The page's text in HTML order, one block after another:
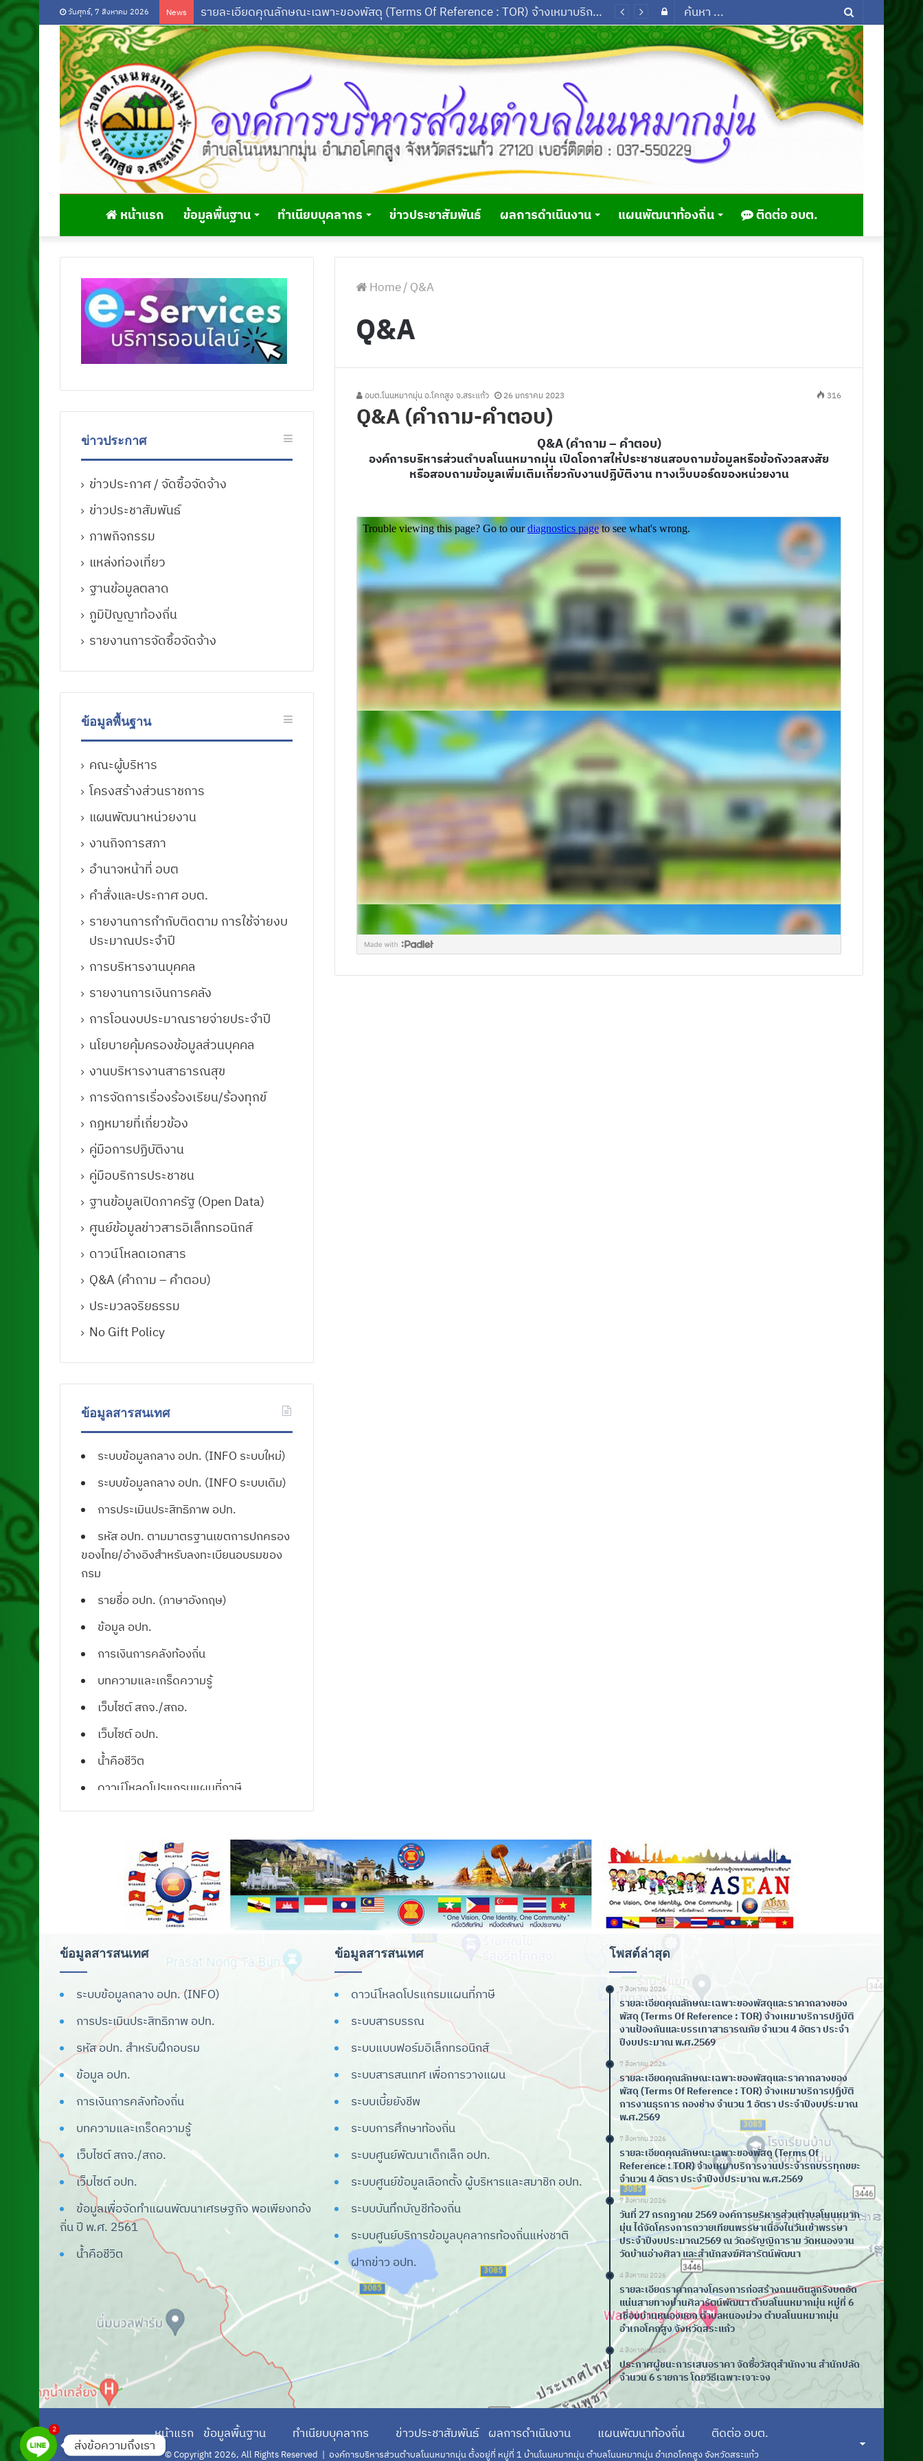
วันศุกร์, 7 สิงหาคม 2026 News รายละเอียดคุณลักษณะเฉพาะของพัสดุ (Terms Of Reference : TOR) จ้างเหมาบริการงานประจำรถบรรทุกขยะ จำนวน 4 อัตรา ประจำปีงบประมาณ พ.ศ.2569
...
Log
In
หน้าแรก ข้อมูลพื้นฐาน ทำเนียบบุคลากร ข่าวประชาสัมพันธ์ ผลการดำเนินงาน แผนพัฒนาท้องถิ่น ติดต่อ อบต.
Home/ Q&A
Q&A
อบต.โนนหมากมุ่น อ.โคกสูง จ.สระแก้ว 26 มกราคม 2023 316
Q&A (คำถาม-คำตอบ)
Q&A (คําถาม – คําตอบ)
องค์การบริหารส่วนตำบลโนนหมากมุ่น เปิดโอกาสให้ประชาชนสอบถามข้อมูลหรือข้อกังวลสงสัย
หรือสอบถามข้อมูลเพิ่มเติมเกี่ยวกับงานปฏิบัติงาน ทางเว็บบอร์ดของหน่วยงาน
ข่าวประกาศ
ข่าวประกาศ / จัดซื้อจัดจ้าง
ข่าวประชาสัมพันธ์
ภาพกิจกรรม
แหล่งท่องเที่ยว
ฐานข้อมูลตลาด
ภูมิปัญญาท้องถิ่น
รายงานการจัดซื้อจัดจ้าง
ข้อมูลพื้นฐาน
คณะผู้บริหาร
โครงสร้างส่วนราชการ
แผนพัฒนาหน่วยงาน
งานกิจการสภา
อำนาจหน้าที่ อบต
คำสั่งและประกาศ อบต.
รายงานการกำกับติดตาม การใช้จ่ายงบ
ประมาณประจำปี
การบริหารงานบุคคล
รายงานการเงินการคลัง
การโอนงบประมาณรายจ่ายประจำปี
นโยบายคุ้มครองข้อมูลส่วนบุคคล
งานบริหารงานสาธารณสุข
การจัดการเรื่องร้องเรียน/ร้องทุกข์
กฏหมายที่เกี่ยวข้อง
คู่มือการปฏิบัติงาน
คู่มือบริการประชาชน
ฐานข้อมูลเปิดภาครัฐ (Open Data)
ศูนย์ข้อมูลข่าวสารอิเล็กทรอนิกส์
ดาวน์โหลดเอกสาร
Q&A (คําถาม – คําตอบ)
ประมวลจริยธรรม
No Gift Policy
ข้อมูลสารสนเทศ
ระบบข้อมูลกลาง อปท. (INFO ระบบใหม่)
ระบบข้อมูลกลาง อปท. (INFO ระบบเดิม)
การประเมินประสิทธิภาพ อปท.
รหัส อปท. ตามมาตรฐานเขตการปกครอง
ของไทย/อ้างอิงสำหรับลงทะเบียนอบรมของ
กรม
รายชื่อ อปท. (ภาษาอังกฤษ)
ข้อมูล อปท.
การเงินการคลังท้องถิ่น
บทความและเกร็ดความรู้
เว็บไซต์ สถจ./สถอ.
เว็บไซต์ อปท.
น้ำคือชีวิต
ดาวน์โหลดโปรแกรมแผนที่ภาษี
ดาวน์โหลดแบบฟอร์มเอกสารราชการ
ดาวน์โหลดตรา
สัญลักษณ์และรูปแบบ
การนำเสนอข้อมูล
ดาวน์โหลดโปรแกรมจัดทำผลการเรียน
ดาวน์โหลดเพลง สถ./อปท.
เครื่องหมายราชการของจังหวัด
ระบบสารสนเทศ
ระบบสารบรรณ
ระบบเบี้ยยังชีพ
ระบบสารสนเทศทางการศึกษาท้องถิ่น
ระบบศูนย์ข้อมูลเลือกตั้ง ผู้บริหารและ
สมาชิก อปท.
ระบบสารสนเทศเรื่องแบบสำรวจแหล่งน้ำ
ที่มีผักตบชวาใน อปท.
ระบบบันทึกบัญชีท้องถิ่น
ระบบศูนย์บริการข้อมูลบุคลากรท้องถิ่น
ระบบสารสนเทศด้านการจัดการขยะ
มูลฝอยของ อปท.
ระบบคำของบประมาณ
ระบบการศึกษาท้องถิ่น
ระบบศูนย์พัฒนาเด็กเล็ก อปท.
ระบบการเรียนรู้ผ่านสื่ออิเล็กทรอนิกส์
ข้อมูลสารสนเทศ
ระบบข้อมูลกลาง อปท. (INFO)
การประเมินประสิทธิภาพ อปท.
รหัส อปท. สำหรับฝึกอบรม
ข้อมูล อปท.
การเงินการคลังท้องถิ่น
บทความและเกร็ดความรู้
เว็บไซต์ สถจ./สถอ.
เว็บไซต์ อปท.
ข้อมูลเพื่อจัดทำแผนพัฒนาเศรษฐกิจ พอเพียงทอ้ง
ถิ่น ปี พ.ศ. 2561
น้ำคือชีวิต
ข้อมูลสารสนเทศ
ดาวน์โหลดโปรแกรมแผนที่ภาษี
ระบบสารบรรณ
ระบบแบบฟอร์มอิเล็กทรอนิกส์
ระบบสารสนเทศ เพื่อการวางแผน
ระบบเบี้ยยังชีพ
ระบบการศึกษาท้องถิ่น
ระบบศูนย์พัฒนาเด็กเล็ก อปท.
ระบบศูนย์ข้อมูลเลือกตั้ง ผู้บริหารและสมาชิก อปท.
ระบบบันทึกบัญชีท้องถิ่น
ระบบศูนย์บริการข้อมูลบุคลากรท้องถิ่นแห่งชาติ
ฝากข่าว อปท.
โพสต์ล่าสุด
7 สิงหาคม 2026
รายละเอียดคุณลักษณะเฉพาะของพัสดุและราคากลางของ
พัสดุ (Terms Of Reference : TOR) จ้างเหมาบริการปฏิบัติ
งานป้องกันและบรรเทาสาธารณภัย จำนวน 4 อัตรา ประจำ
ปีงบประมาณ พ.ศ.2569
7 สิงหาคม 2026
รายละเอียดคุณลักษณะเฉพาะของพัสดุและราคากลางของ
พัสดุ (Terms Of Reference : TOR) จ้างเหมาบริการปฏิบัติ
การงานธุรการ กองช่าง จำนวน 1 อัตรา ประจำปีงบประมาณ
พ.ศ.2569
7 สิงหาคม 2026
รายละเอียดคุณลักษณะเฉพาะของพัสดุ (Terms Of
Reference : TOR) จ้างเหมาบริการงานประจำรถบรรทุกขยะ
จำนวน 4 อัตรา ประจำปีงบประมาณ พ.ศ.2569
7 สิงหาคม 2026
วันที่ 27 กรกฏาคม 2569 องค์การบริหารส่วนตำบลโนนหมาก
มุ่น ได้จัดโครงการถวายเทียนพรรษาเนื่องในวันเข้าพรรษา
ประจำปีงบประมาณ2569 ณ วัดอรัญญิการาม วัดหนองจาน
วัดบ้านอ่างศิลา และสำนักสงฆ์ศิลารัตน์พัฒนา
4 สิงหาคม 2026
รายละเอียดราคากลางโครงการก่อสร้างถนนดินลูกรังบดอัด
แน่นสายทางบ้านศิลารัตน์พัฒนา ตำบลโนนหมากมุ่น หมู่ที่ 6
เชื่อมบ้านหนองแอก ตำบลหนองม่วง ตำบลโนนหมากมุ่น
อำเภอโคกสูง จังหวัดสระแก้ว
4 สิงหาคม 2026
ประกาศผู้ชนะการเสนอราคา จัดซื้อวัสดุสำนักงาน สำนักปลัด
จำนวน 6 รายการ โดยวิธีเฉพาะเจาะจง
หน้าแรก ข้อมูลพื้นฐาน ทำเนียบบุคลากร ข่าวประชาสัมพันธ์ ผลการดำเนินงาน แผนพัฒนาท้องถิ่น ติดต่อ อบต.
© Copyright 2026, All Rights Reserved | องค์การบริหารส่วนตำบลโนนหมากมุ่น ตั้งอยู่ที่ หมู่ที่ 1 บ้านโนนหมากมุ่น ตำบลโนนหมากมุ่น อำเภอโคกสูง จังหวัดสระแก้ว
2
ส่งข้อความถึงเรา